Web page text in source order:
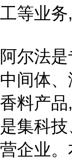
工等业
阿尔法
中间体、
香料产
是集科
营企业